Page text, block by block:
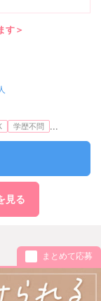
す＞
6番出口より徒歩3
駅 A5出口より徒
学歴不問 ...
見る
まとめて応募